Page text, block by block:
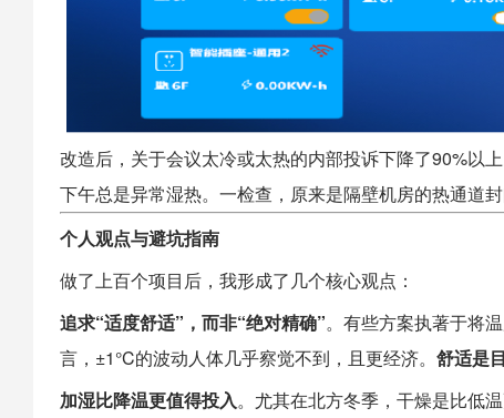
改造后，关于会议太冷或太热的内部投诉下降了90%以
下午总是异常湿热。一检查，原来是隔壁机房的热通道
个人观点与避坑指南
做了上百个项目后，我形成了几个核心观点：
追求“适度舒适”，而非“绝对精确”。有些方案执著于将
言，±1°C的波动人体几乎察觉不到，且更经济。 舒适是
加湿比降温更值得投入。尤其在北方冬季，干燥是比低